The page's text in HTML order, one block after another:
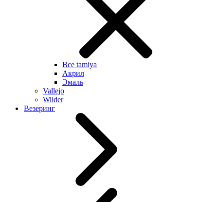
Все tamiya
Акрил
Эмаль
Vallejo
Wilder
Везеринг